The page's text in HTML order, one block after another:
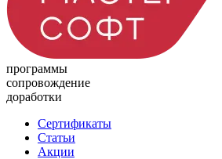
программы
сопровождение
доработки
Сертификаты
Статьи
Акции